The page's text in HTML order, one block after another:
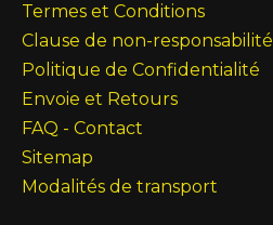
Termes et Conditions
Clause de non-responsabilité
Politique de Confidentialité
Envoie et Retours
FAQ - Contact
Sitemap
Modalités de transport